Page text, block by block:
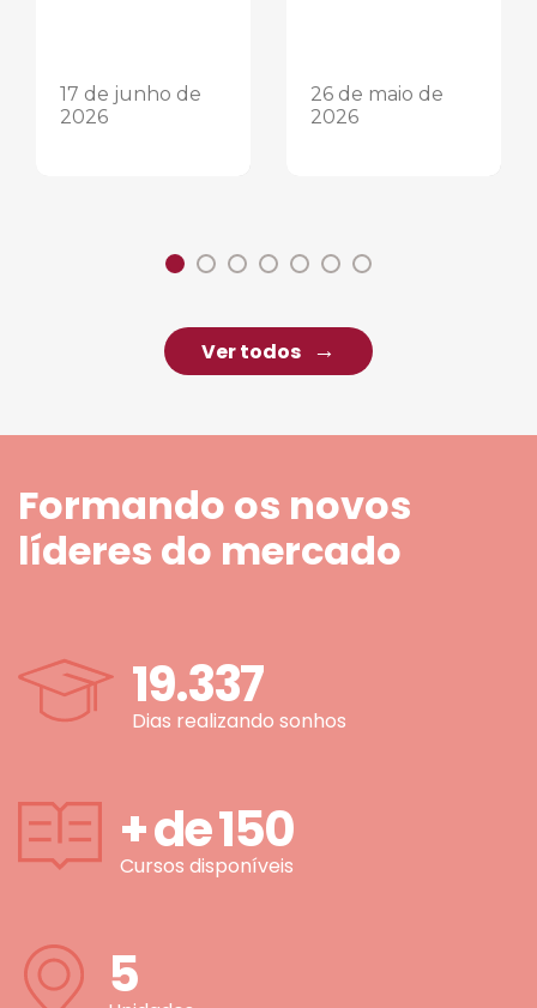
17 de junho de
2026
26 de maio de
2026
Ver todos
Formando os novos
líderes do mercado
19.337
Dias realizando sonhos
+ de150
Cursos disponíveis
5